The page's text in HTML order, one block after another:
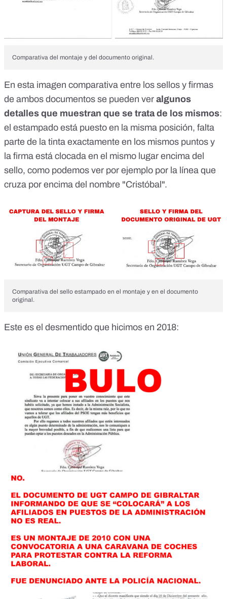
Comparativa del montaje y del documento original.
En esta imagen comparativa entre los sellos y firmas
de ambos documentos se pueden ver algunos
detalles que muestran que se trata de los mismos:
el estampado está puesto en la misma posición, falta
parte de la tinta exactamente en los mismos puntos y
la firma está clocada en el mismo lugar encima del
sello, como podemos ver por ejemplo por la línea que
cruza por encima del nombre "Cristóbal".
Comparativa del sello estampado en el montaje y en el documento
original.
Este es el desmentido que hicimos en 2018: